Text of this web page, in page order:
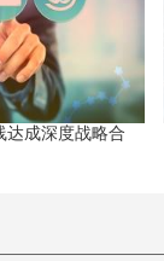
达成深度战略合